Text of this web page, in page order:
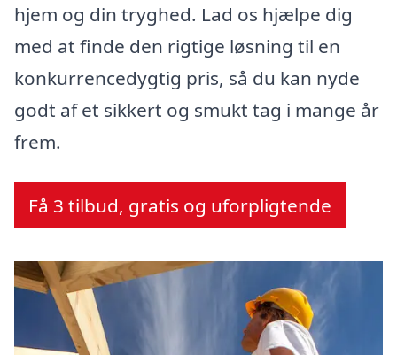
hjem og din tryghed. Lad os hjælpe dig
med at finde den rigtige løsning til en
konkurrencedygtig pris, så du kan nyde
godt af et sikkert og smukt tag i mange år
frem.
Få 3 tilbud, gratis og uforpligtende